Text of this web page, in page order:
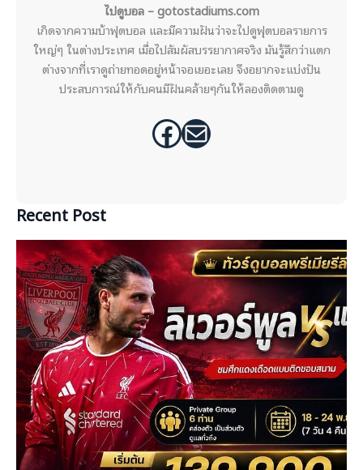
ไปดูบอล – gotostadiums.com
เกิดจากความบ้าฟุตบอล และมีความฝันว่าจะไปดูฟุตบอลรายการ
ใหญ่ๆ ในต่างประเทศ เมื่อไปสัมผัสบรรยากาศจริง มันรู้สึกว่าแตก
ต่างจากที่เราดูถ่ายทอดอยู่หน้าจอเยอะเลย จึงอยากจะแบ่งปัน
ประสบการณ์ให้กับคนมีฝันคล้ายๆกันให้ลองติดตามดู
Facebook Mail
Recent Post